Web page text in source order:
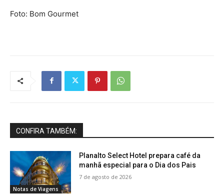
Foto: Bom Gourmet
CONFIRA TAMBÉM:
Notas de Viagens
Planalto Select Hotel prepara café da
manhã especial para o Dia dos Pais
7 de agosto de 2026